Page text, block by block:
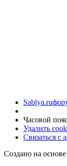
Sablya.ru
Часовой
Удалить
Связаться с
Создано на основе